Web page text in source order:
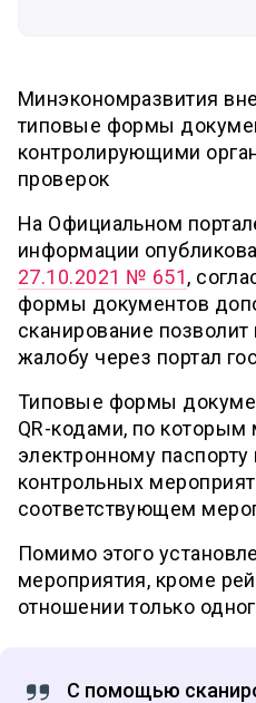
Минэкономразвития
типовые формы
контролирующими
проверок
На Официальном
информации
27.10.2021 № 651,
формы документов
сканирование
жалобу через портал
Типовые формы
QR-кодами, по
электронному паспорту
контрольных
соответствующем
Помимо этого
мероприятия, кроме
отношении только
С помощью